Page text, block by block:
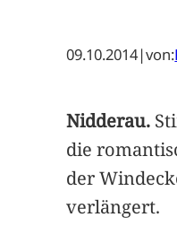
09.10.2014|von:
Nidderau.
die
der
verlängert.